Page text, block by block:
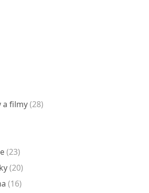
a filmy(28)
(23)
(20)
(16)